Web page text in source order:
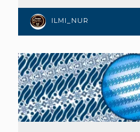
ILMI_NUR